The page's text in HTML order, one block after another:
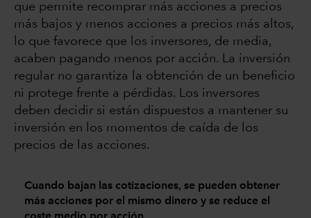
que permite recomprar más acciones a precios
más bajos y menos acciones a precios más altos,
lo que favorece que los inversores, de media,
acaben pagando menos por acción. La inversión
regular no garantiza la obtención de un beneficio
ni protege frente a pérdidas. Los inversores
deben decidir si están dispuestos a mantener su
inversión en los momentos de caída de los
precios de las acciones.
Cuando bajan las cotizaciones, se pueden obtener
más acciones por el mismo dinero y se reduce el